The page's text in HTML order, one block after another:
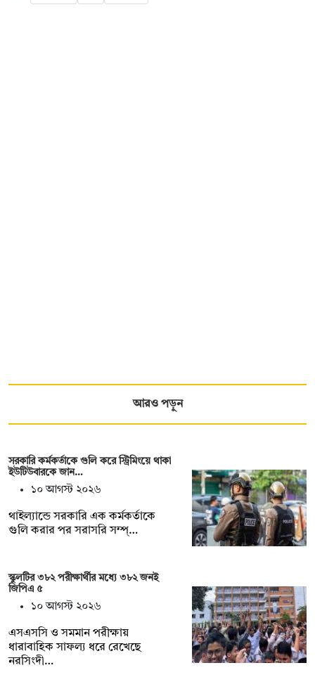
আরও পড়ুন
সরকারি কর্মকর্তাকে গুলি করে স্ট্রিমিংয়ে থাকা
ইউটিউবারকে জান…
১০ আগস্ট ২০২৬
থাইল্যান্ডে সরকারি এক কর্মকর্তাকে
গুলি করার পর সরাসরি সম্প্…
স্কুলটির ৩৮২ পরীক্ষার্থীর মধ্যে ৩৮২ জনই
জিপিএ ৫
১০ আগস্ট ২০২৬
এসএসসি ও সমমান পরীক্ষায়
ধারাবাহিক সাফল্য ধরে রেখেছে
নরসিংদী…